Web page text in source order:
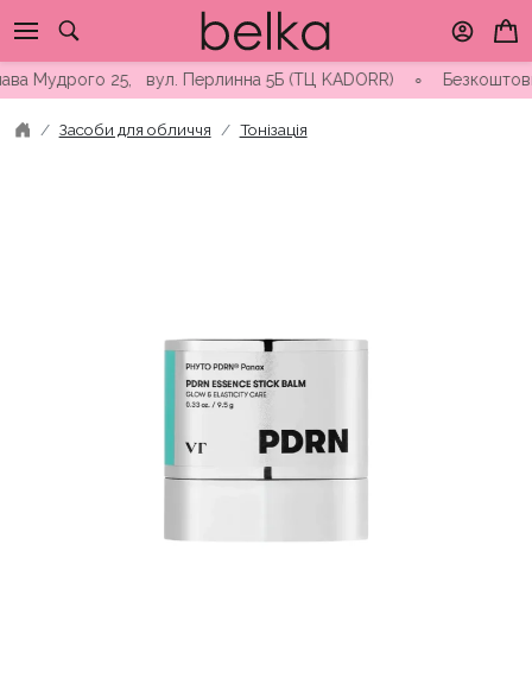
to
content25, вул. Перлинна 5Б (ТЦ KADORR) ∘ Безкоштовна
Засоби для обличчя Тонізація